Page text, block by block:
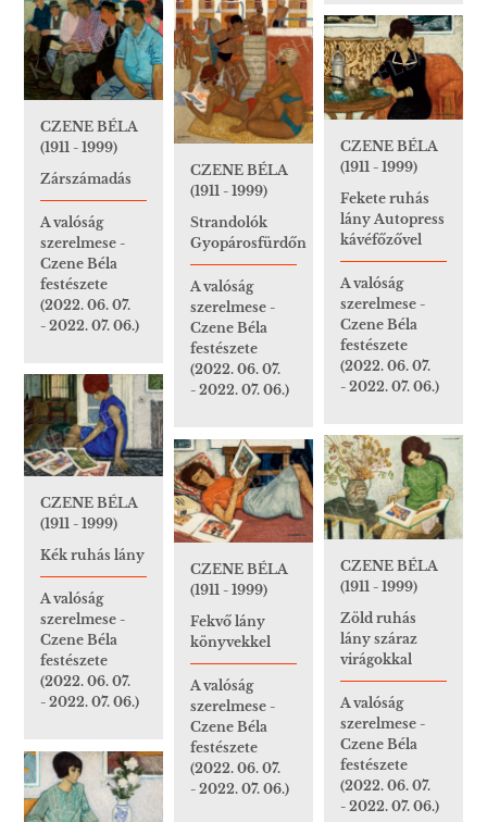
CZENE BÉLA
(1911 - 1999)
Zárszámadás
A valóság
szerelmese -
Czene Béla
festészete
(2022. 06. 07.
- 2022. 07. 06.)
CZENE BÉLA
(1911 - 1999)
Strandolók
Gyopárosfürdőn
A valóság
szerelmese -
Czene Béla
festészete
(2022. 06. 07.
- 2022. 07. 06.)
CZENE BÉLA
(1911 - 1999)
Fekete ruhás
lány Autopress
kávéfőzővel
A valóság
szerelmese -
Czene Béla
festészete
(2022. 06. 07.
- 2022. 07. 06.)
CZENE BÉLA
(1911 - 1999)
Kék ruhás lány
A valóság
szerelmese -
Czene Béla
festészete
(2022. 06. 07.
- 2022. 07. 06.)
CZENE BÉLA
(1911 - 1999)
Zöld ruhás
lány száraz
virágokkal
A valóság
szerelmese -
Czene Béla
festészete
(2022. 06. 07.
- 2022. 07. 06.)
CZENE BÉLA
(1911 - 1999)
Fekvő lány
könyvekkel
A valóság
szerelmese -
Czene Béla
festészete
(2022. 06. 07.
- 2022. 07. 06.)